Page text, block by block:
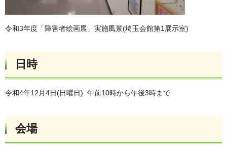
令和3年度「障害者絵画展」実施風景(埼玉会館第1展示室)
日時
令和4年12月4日(日曜日) 午前10時から午後3時まで
会場